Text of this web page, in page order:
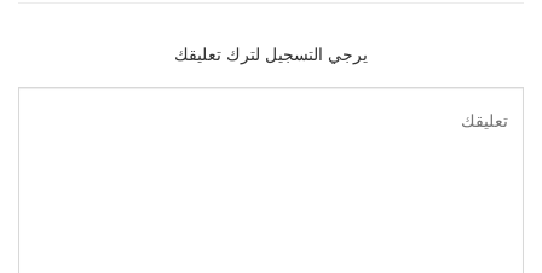
يرجي التسجيل لترك تعليقك